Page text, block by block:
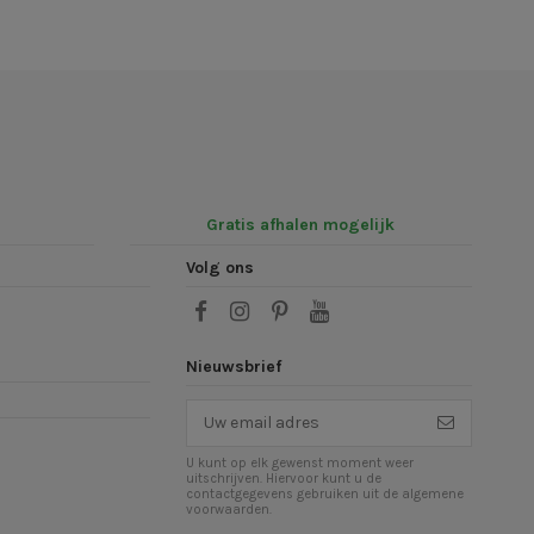
Gratis afhalen mogelijk
Volg ons
Nieuwsbrief
U kunt op elk gewenst moment weer
uitschrijven. Hiervoor kunt u de
contactgegevens gebruiken uit de algemene
voorwaarden.